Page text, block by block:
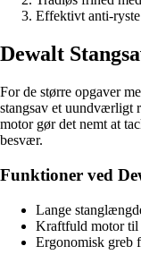
Effektivt anti-
Dewalt
For de større opgaver
stangsav et uundværligt
motor gør det nemt at
besvær.
Funktioner ved
Lange
Kraftfuld motor
Ergonomisk greb